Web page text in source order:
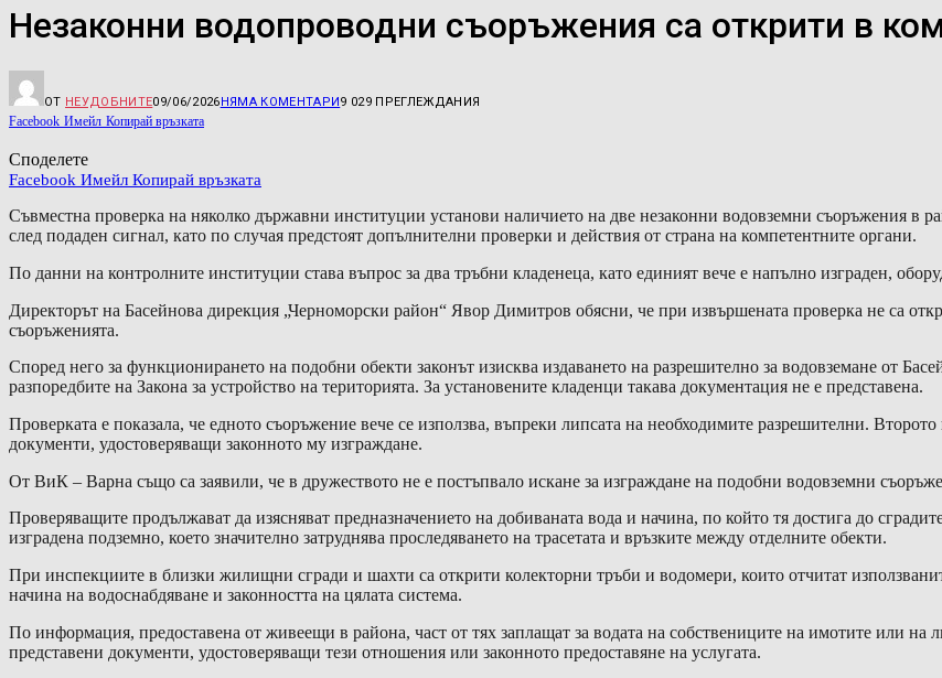
Незаконни водопроводни съоръжения са открити в
ОТ НЕУДОБНИТЕ09/06/2026НЯМА КОМЕНТАРИ9 029 ПРЕГЛЕЖДАНИЯ
Facebook Имейл Копирай връзката
Споделете
Facebook Имейл Копирай връзката
Съвместна проверка на няколко държавни институции установи наличието на две незаконни водовземни съоръжения в
след подаден сигнал, като по случая предстоят допълнителни проверки и действия от страна на компетентните органи.
По данни на контролните институции става въпрос за два тръбни кладенеца, като единият вече е напълно изграден,
Директорът на Басейнова дирекция „Черноморски район“ Явор Димитров обясни, че при извършената проверка не са
съоръженията.
Според него за функционирането на подобни обекти законът изисква издаването на разрешително за водовземане от
разпоредбите на Закона за устройство на територията. За установените кладенци такава документация не е представена.
Проверката е показала, че едното съоръжение вече се използва, въпреки липсата на необходимите разрешителни.
документи, удостоверяващи законното му изграждане.
От ВиК – Варна също са заявили, че в дружеството не е постъпвало искане за изграждане на подобни водовземни
Проверяващите продължават да изясняват предназначението на добиваната вода и начина, по който тя достига до
изградена подземно, което значително затруднява проследяването на трасетата и връзките между отделните обекти.
При инспекциите в близки жилищни сгради и шахти са открити колекторни тръби и водомери, които отчитат
начина на водоснабдяване и законността на цялата система.
По информация, предоставена от живеещи в района, част от тях заплащат за водата на собствениците на имотите или на
представени документи, удостоверяващи тези отношения или законното предоставяне на услугата.